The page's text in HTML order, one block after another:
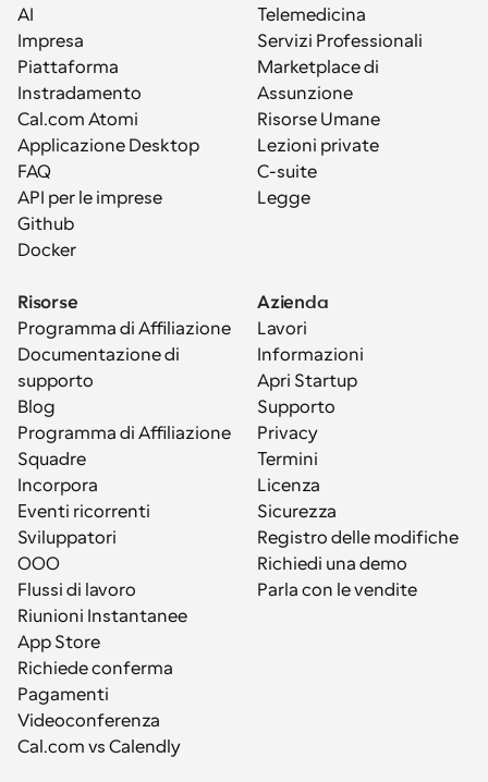
AI
Impresa
Piattaforma
Instradamento
Cal.com Atomi
Applicazione Desktop
FAQ
API per le imprese
Github
Docker
Telemedicina
Servizi Professionali
Marketplace di
Assunzione
Risorse Umane
Lezioni private
C-suite
Legge
Risorse
Programma di Affiliazione
Documentazione di
supporto
Blog
Programma di Affiliazione
Squadre
Incorpora
Eventi ricorrenti
Sviluppatori
OOO
Flussi di lavoro
Riunioni Instantanee
App Store
Richiede conferma
Pagamenti
Videoconferenza
Cal.com vs Calendly
Azienda
Lavori
Informazioni
Apri Startup
Supporto
Privacy
Termini
Licenza
Sicurezza
Registro delle modifiche
Richiedi una demo
Parla con le vendite